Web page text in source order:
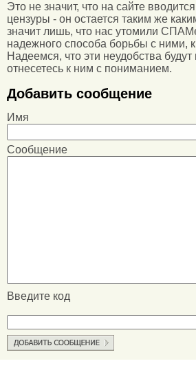
Это не значит, что на сайте
цензуры - он остается таким же
значит лишь, что нас утомили
надежного способа борьбы с ними,
Надеемся, что эти неудобства
отнесетесь к ним с пониманием.
Добавить сообщение
Имя
Сообщение
Введите код